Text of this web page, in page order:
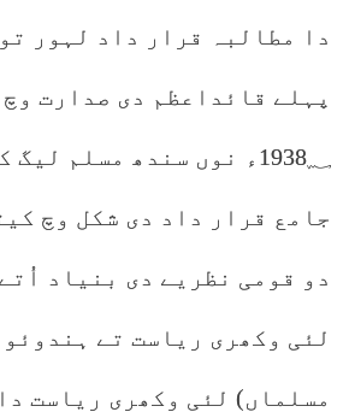
دا مطالبہ قرار داد لہور
1938؁ء نوں سندھ مسلم
جامع قرار داد دی شکل وچ
دو قومی نظریے دی بنیاد
لئی وکھری ریاست تے
مسلماں) لئی وکھری ریاست